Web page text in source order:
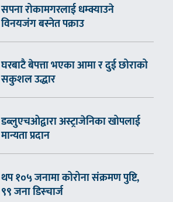
सपना रोकामगरलाई धम्क्याउने
विनयजंग बस्नेत पक्राउ
घरबाटै बेपत्ता भएका आमा र दुई छोराको
सकुशल उद्धार
डब्लुएचओद्वारा अस्ट्राजेनिका खोपलाई
मान्यता प्रदान
थप १०५ जनामा कोरोना संक्रमण पुष्टि,
९९ जना डिस्चार्ज